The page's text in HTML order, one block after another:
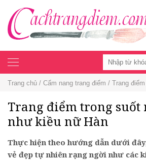
Toggle
navigation
Trang chủ / Cẩm nang trang điểm / Trang
Trang điểm trong suốt
như kiều nữ Hàn
Thực hiện theo hướng dẫn dưới
vẻ đẹp tự nhiên rạng ngời như các